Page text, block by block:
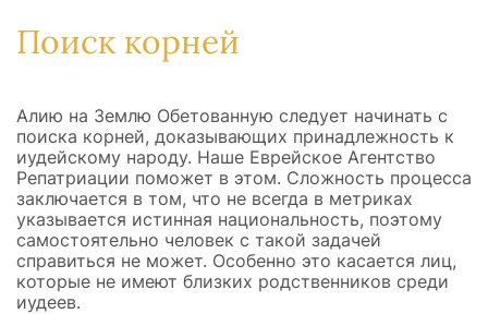
Поиск корней
Алию на Землю Обетованную следует начинать с
поиска корней, доказывающих принадлежность к
иудейскому народу. Наше Еврейское Агентство
Репатриации поможет в этом. Сложность процесса
заключается в том, что не всегда в метриках
указывается истинная национальность, поэтому
самостоятельно человек с такой задачей
справиться не может. Особенно это касается лиц,
которые не имеют близких родственников среди
иудеев.